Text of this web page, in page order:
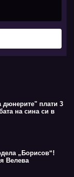
дюнерите" плати 3
на сина си в
„Борисов“!
Велева